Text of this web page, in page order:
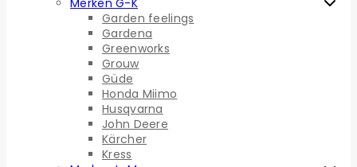
Garden feelings
Gardena
Greenworks
Grouw
Güde
Honda Miimo
Husqvarna
John Deere
Kärcher
Kress